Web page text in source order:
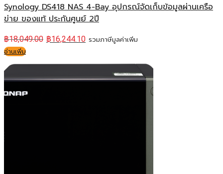
Synology DS418 NAS 4-Bay อุปกรณ์จัดเก็บข้อมูลผ่านเครือ
ข่าย ของแท้ ประกันศูนย์ 2ปี
฿18,049.00 ฿16,244.10 รวมภาษีมูลค่าเพิ่ม
อ่านเพิ่ม